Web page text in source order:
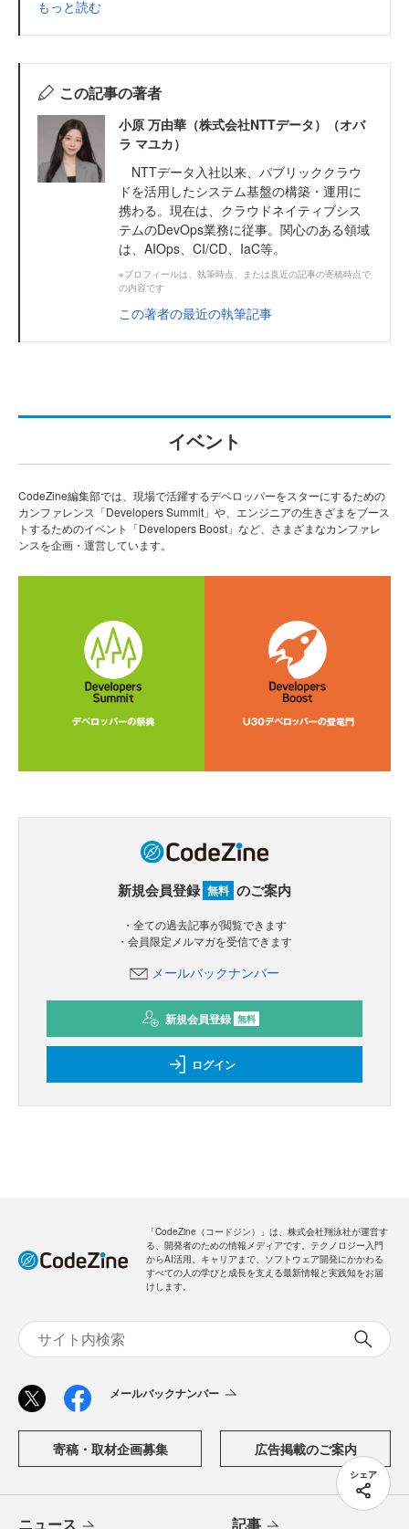
もっと読む
この記事の著者
小原 万由華（株式会社NTTデータ）（オバ
ラ マユカ）
NTTデータ入社以来、パブリッククラウ
ドを活用したシステム基盤の構築・運用に
携わる。現在は、クラウドネイティブシス
テムのDevOps業務に従事。関心のある領域
は、AIOps、CI/CD、IaC等。
※プロフィールは、執筆時点、または直近の記事の寄稿時点で
の内容です
この著者の最近の執筆記事
シェア
イベント
CodeZine編集部では、現場で活躍するデベロッパーをスターにするための
カンファレンス「Developers Summit」や、エンジニアの生きざまをブース
トするためのイベント「Developers Boost」など、さまざまなカンファレ
ンスを企画・運営しています。
新規会員登録 無料 のご案内
・全ての過去記事が閲覧できます
・会員限定メルマガを受信できます
メールバックナンバー
新規会員登録 無料
ログイン
「CodeZine（コードジン）」は、株式会社翔泳社が運営す
る、開発者のための情報メディアです。テクノロジー入門
からAI活用、キャリアまで、ソフトウェア開発にかかわる
すべての人の学びと成長を支える最新情報と実践知をお届
けします。
メールバックナンバー
寄稿・取材企画募集 広告掲載のご案内
ニュース 記事